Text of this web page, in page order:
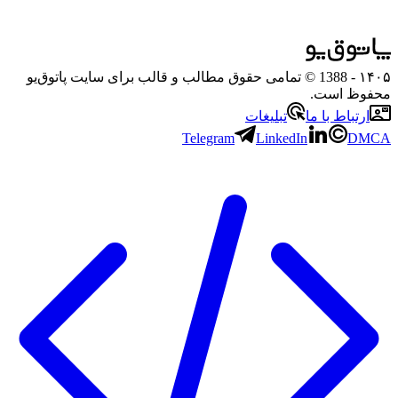
۱۴۰۵
- 1388 © تمامی حقوق مطالب و قالب برای سایت پاتوق‌یو
محفوظ است.
ارتباط با ما
تبلیغات
Telegram
LinkedIn DMCA